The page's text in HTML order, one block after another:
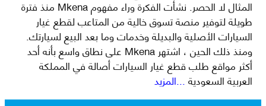
المثال لا الحصر. نشأت الفكرة وراء مفهوم Mkena منذ فترة
طويلة لتوفير منصة تسوق خالية من المتاعب لقطع غيار
السيارات الأصلية والبديلة وخدمات وما بعد البيع لسيارتك.
ومنذ ذلك الحين ، اشتهر Mkena على نطاق واسع بأنه أحد
أكثر مواقع طلب قطع غيار السيارات أصالة في المملكة
العربية السعودية...المزيد